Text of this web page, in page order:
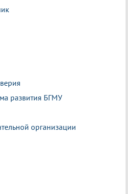
развития БГМУ
организации